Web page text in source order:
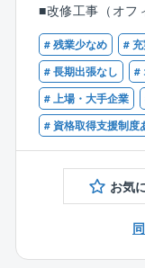
携わる案件は、
本日帰りで対応
対応します。
大規模な案件の
工事工期は約3か
す。
装材メーカーと
でを全て自社で
おりますので、
ら案件規模の大
■改修工事（オフ
等）の経験
■協力会社や社内
【必須資格】
■1級施工管理技
【歓迎経験】
■オフィス専有
工事の施工管理
■複数案件を並
■若手社員の指導
# 残業少なめ #
# 長期出張なし
#
# 上場・大手企業
# 資格取得支援制度
お気